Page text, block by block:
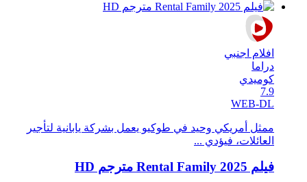
افلام اجنبي
دراما
كوميدي
7.9
WEB-DL
ممثل أمريكي وحيد في طوكيو يعمل بشركة يابانية لتأجير
العائلات، فيؤدي ...
فيلم Rental Family 2025 مترجم HD